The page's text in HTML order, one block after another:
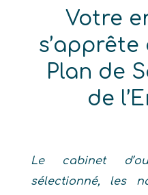
Votre
Plan de
de
Le cabinet
sélectionné, les